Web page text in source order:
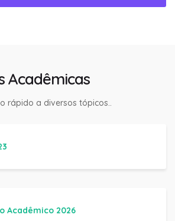
Acadêmicas
rápido a diversos tópicos..
Acadêmico 2026